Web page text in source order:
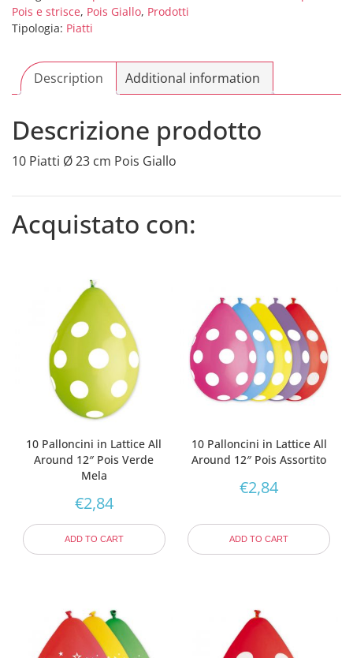
Giallo
quantity
Pois e strisce, Pois Giallo, Prodotti
Tipologia: Piatti
Description Additional information
Descrizione prodotto
10 Piatti Ø 23 cm Pois Giallo
Acquistato con:
10 Palloncini in Lattice All
Around 12″ Pois Verde
Mela
€2,84
ADD TO CART
10 Palloncini in Lattice All
Around 12″ Pois Assortito
€2,84
ADD TO CART